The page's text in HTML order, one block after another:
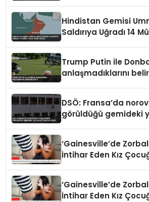
Hindistan Gemisi
Saldırıya Uğradı 14
Trump Putin ile
anlaşmadıklarını
DSÖ: Fransa’da
görüldüğü gemideki
‘Gainesville’de
İntihar Eden Kız
‘Gainesville’de
İntihar Eden Kız